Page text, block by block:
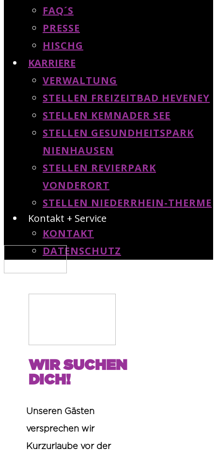
FAQ´S
PRESSE
HISCHG
KARRIERE
VERWALTUNG
STELLEN FREIZEITBAD HEVENEY
STELLEN KEMNADER SEE
STELLEN GESUNDHEITSPARK
NIENHAUSEN
STELLEN REVIERPARK
VONDERORT
STELLEN NIEDERRHEIN-THERME
Kontakt + Service
KONTAKT
DATENSCHUTZ
WIR SUCHEN
DICH!
Unseren Gästen
versprechen wir
Kurzurlaube vor der